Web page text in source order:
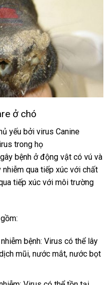
ở chó
yếu bởi virus Canine
trong họ
bệnh ở động vật có vú và
qua tiếp xúc với chất
tiếp xúc với môi trường
bệnh: Virus có thể lây
mũi, nước mắt, nước bọt